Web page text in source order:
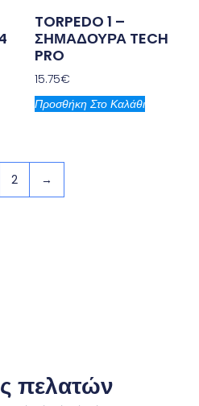
TORPEDO 1 –
ΣΗΜΑΔΟΥΡΑ TECH
PRO
15.75€
Προσθήκη Στο Καλάθι
2 →
πελατών